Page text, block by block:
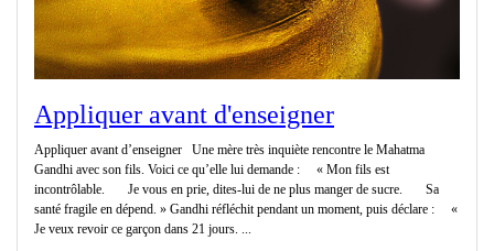
Appliquer avant d'enseigner
Appliquer avant d’enseigner Une mère très inquiète rencontre le Mahatma
Gandhi avec son fils. Voici ce qu’elle lui demande : « Mon fils est
incontrôlable. Je vous en prie, dites-lui de ne plus manger de sucre. Sa
santé fragile en dépend. » Gandhi réfléchit pendant un moment, puis déclare : «
Je veux revoir ce garçon dans 21 jours. ...